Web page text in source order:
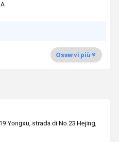
Osservi più
Yongxu, strada di No.23 Hejing,